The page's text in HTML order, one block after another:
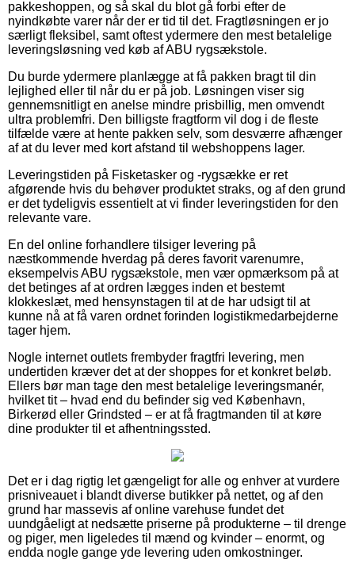
pakkeshoppen, og så skal du blot gå forbi efter de
nyindkøbte varer når der er tid til det. Fragtløsningen er jo
særligt fleksibel, samt oftest ydermere den mest betalelige
leveringsløsning ved køb af ABU rygsækstole.
Du burde ydermere planlægge at få pakken bragt til din
lejlighed eller til når du er på job. Løsningen viser sig
gennemsnitligt en anelse mindre prisbillig, men omvendt
ultra problemfri. Den billigste fragtform vil dog i de fleste
tilfælde være at hente pakken selv, som desværre afhænger
af at du lever med kort afstand til webshoppens lager.
Leveringstiden på Fisketasker og -rygsække er ret
afgørende hvis du behøver produktet straks, og af den grund
er det tydeligvis essentielt at vi finder leveringstiden for den
relevante vare.
En del online forhandlere tilsiger levering på
næstkommende hverdag på deres favorit varenumre,
eksempelvis ABU rygsækstole, men vær opmærksom på at
det betinges af at ordren lægges inden et bestemt
klokkeslæt, med hensynstagen til at de har udsigt til at
kunne nå at få varen ordnet forinden logistikmedarbejderne
tager hjem.
Nogle internet outlets frembyder fragtfri levering, men
undertiden kræver det at der shoppes for et konkret beløb.
Ellers bør man tage den mest betalelige leveringsmanér,
hvilket tit – hvad end du befinder sig ved København,
Birkerød eller Grindsted – er at få fragtmanden til at køre
dine produkter til et afhentningssted.
Det er i dag rigtig let gængeligt for alle og enhver at vurdere
prisniveauet i blandt diverse butikker på nettet, og af den
grund har massevis af online varehuse fundet det
uundgåeligt at nedsætte priserne på produkterne – til drenge
og piger, men ligeledes til mænd og kvinder – enormt, og
endda nogle gange yde levering uden omkostninger.